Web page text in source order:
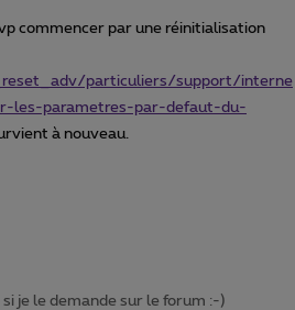
commencer par une réinitialisation
particuliers/support/interne
les-parametres-par-defaut-du-
à nouveau.
je le demande sur le forum :-)